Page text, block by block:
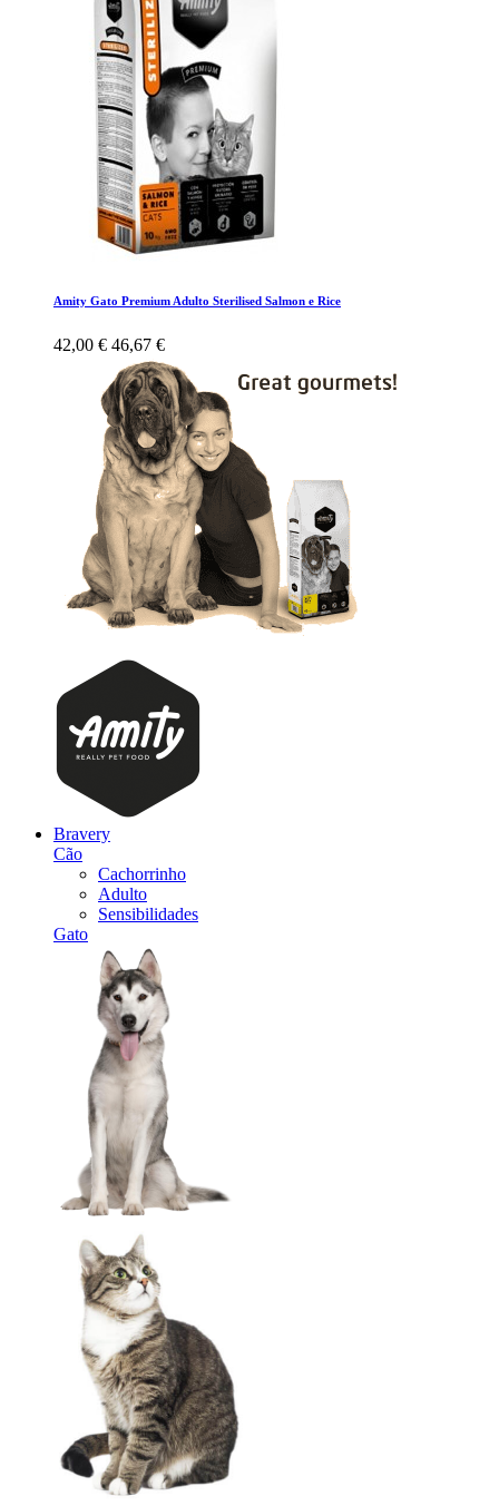
Amity Gato Premium Adulto Sterilised Salmon e Rice
42,00 € 46,67 €
Bravery
Cão
Cachorrinho
Adulto
Sensibilidades
Gato